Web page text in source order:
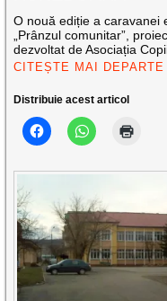
O nouă ediție a caravanei
„Prânzul comunitar”,
dezvoltat de Asociația
CITEȘTE MAI DEPARTE
Distribuie acest articol